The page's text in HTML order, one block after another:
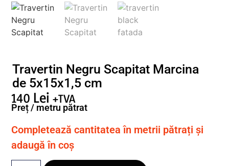
Travertin Negru Scapitat Marcina
de 5x15x1,5 cm
140 Lei +TVA
Preț / metru pătrat
Completează cantitatea în metrii pătrați și
adaugă în coș